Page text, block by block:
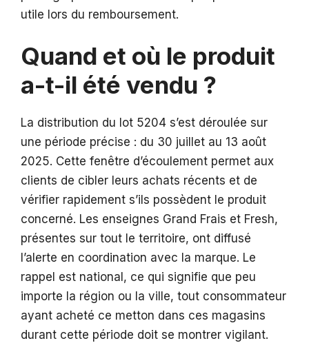
utile lors du remboursement.
Quand et où le produit
a-t-il été vendu ?
La distribution du lot 5204 s’est déroulée sur
une période précise : du 30 juillet au 13 août
2025. Cette fenêtre d’écoulement permet aux
clients de cibler leurs achats récents et de
vérifier rapidement s’ils possèdent le produit
concerné. Les enseignes Grand Frais et Fresh,
présentes sur tout le territoire, ont diffusé
l’alerte en coordination avec la marque. Le
rappel est national, ce qui signifie que peu
importe la région ou la ville, tout consommateur
ayant acheté ce metton dans ces magasins
durant cette période doit se montrer vigilant.